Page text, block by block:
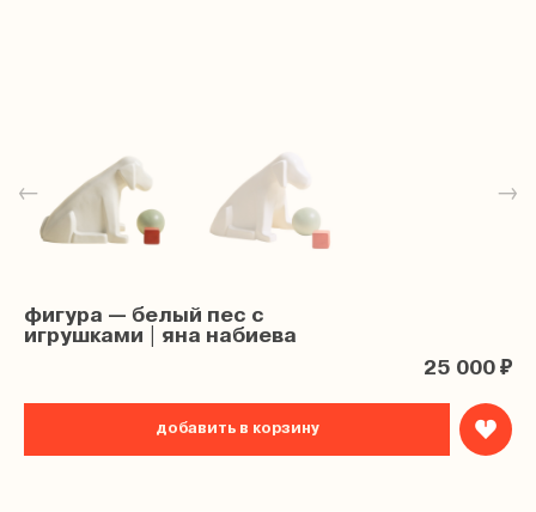
← →
фигура — белый пес с
игрушками | яна набиева
25 000 ₽
добавить в корзину